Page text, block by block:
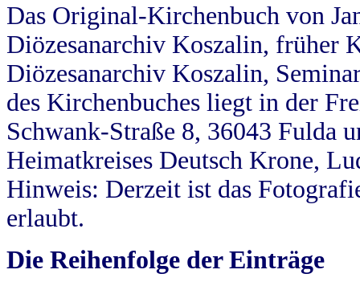
Das Original-Kirchenbuch von
Diözesanarchiv Koszalin, früher
Diözesanarchiv Koszalin,
des Kirchenbuches liegt in der
Schwank-Straße 8, 36043 Fulda
Heimatkreises Deutsch Krone,
Hinweis: Derzeit ist das
erlaubt.
Die Reihenfolge der Einträge